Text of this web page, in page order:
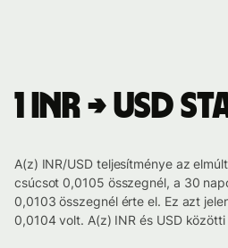
1 INR → USD
A(z) INR/USD teljesítménye az
csúcsot 0,0105 összegnél, a 30
0,0103 összegnél érte el. Ez azt
0,0104 volt. A(z) INR és USD